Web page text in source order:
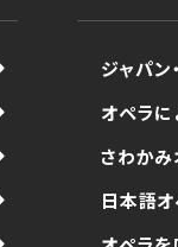
ジャパン
オペラ
さわかみ
日本語